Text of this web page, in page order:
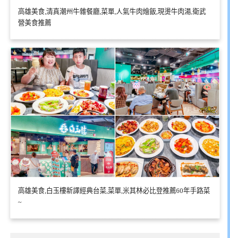
高雄美食,清真潮州牛雜餐廳,菜單,人氣牛肉燴飯,現燙牛肉湯,衛武
營美食推薦
高雄美食,白玉樓新譯經典台菜,菜單,米其林必比登推薦60年手路菜
~